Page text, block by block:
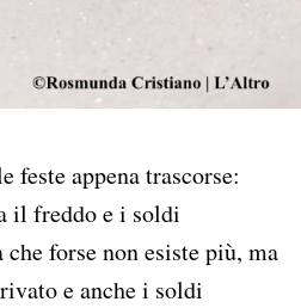
feste appena trascorse:
il freddo e i soldi
che forse non esiste più, ma
e anche i soldi